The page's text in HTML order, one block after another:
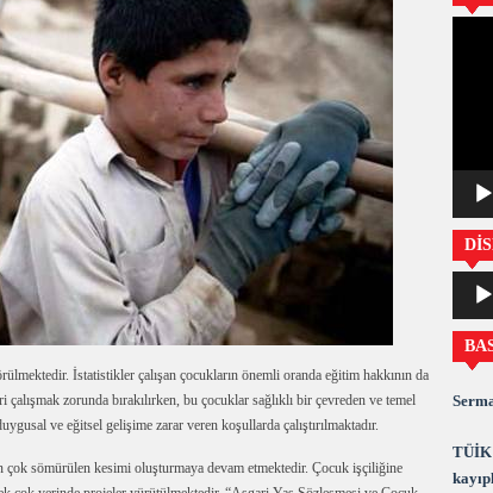
İstatistikler çalışan çocukların önemli oranda eğitim hakkının da
zorunda bırakılırken, bu çocuklar sağlıklı bir çevreden ve temel
ve eğitsel gelişime zarar veren koşullarda çalıştırılmaktadır.
sömürülen kesimi oluşturmaya devam etmektedir. Çocuk işçiliğine
oynatıcı
TÜİK